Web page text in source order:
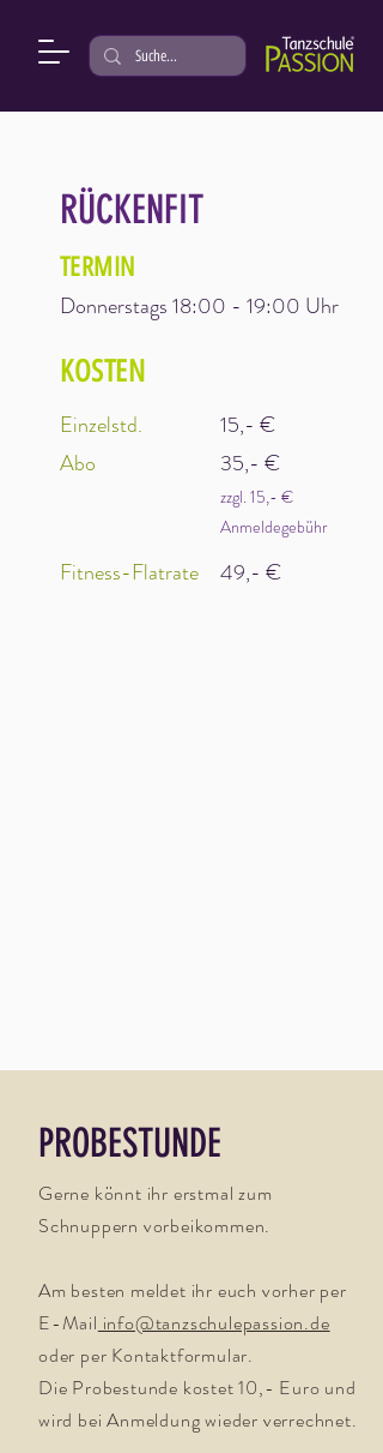
RÜCKENFIT
TERMIN
Donnerstags18:00 - 19:00 Uhr
KOSTEN
Einzelstd.
Abo
15,- €
35,- €
zzgl. 15,- €
Anmeldegebühr
Fitness-Flatrate 49,- €
PROBESTUNDE
Gerne könnt ihr erstmal zum
Schnuppern vorbeikommen.
Am besten meldet ihr euch vorher per
E-Mail info@tanzschulepassion.de
oder per Kontaktformular.
Die Probestunde kostet 10,- Euro und
wird bei Anmeldung wieder verrechnet.